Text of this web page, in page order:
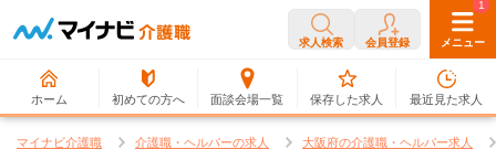
求人検索 会員登録 メニュー
ホーム 初めての方へ 面談会場一覧
0
保存した求人
1
最近見た求人
マイナビ介護職 介護職・ヘルパーの求人 大阪府の介護職・ヘルパー求人